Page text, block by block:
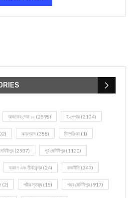
আজকের সেরা ১০ (2598) ই-পেপার (2104)
ঝাড়গ্রাম (388) দিনপঞ্জিকা (1)
(2937) পূর্ব মেদিনীপুর (1120)
ভ্রমণ এবং তীর্থকেন্দ্র (24) রাজনীতি(347)
(2) শরীর স্বাস্থ্য (15) শহর মেদিনীপুর (917)